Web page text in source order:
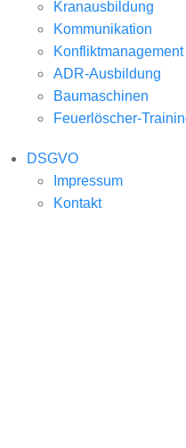
Kranausbildung
Kommunikation
Konfliktmanagement
ADR-Ausbildung
Baumaschinen
Feuerlöscher-
DSGVO
Impressum
Kontakt